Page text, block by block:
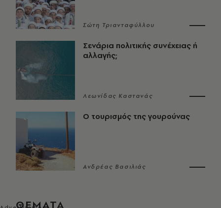
Σώτη Τριανταφύλλου
Σενάρια πολιτικής συνέχειας ή
αλλαγής;
Λεωνίδας Καστανάς
Ο τουρισμός της γουρούνας
Ανδρέας Βασιλιάς
ΘΕΜΑΤΑ